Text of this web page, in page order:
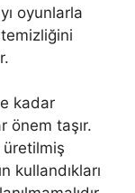
oyunlarla
kadar
önem taşır.
kullandıkları